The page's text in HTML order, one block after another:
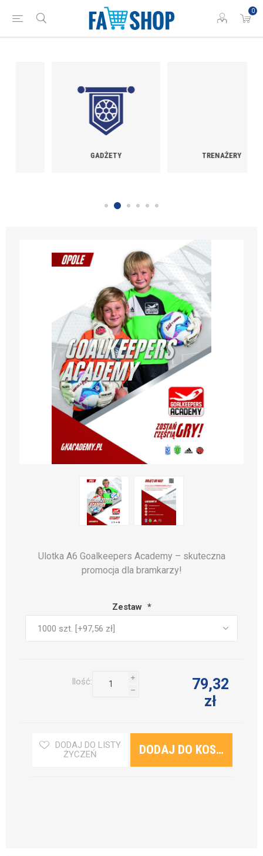
0
TRENAŻERY
Ulotka A6 Goalkeepers Academy – skuteczna
promocja dla bramkarzy!
Zestaw *
Ilość: i
h
79,32
zł
DODAJ DO LISTY
ŻYCZEŃ